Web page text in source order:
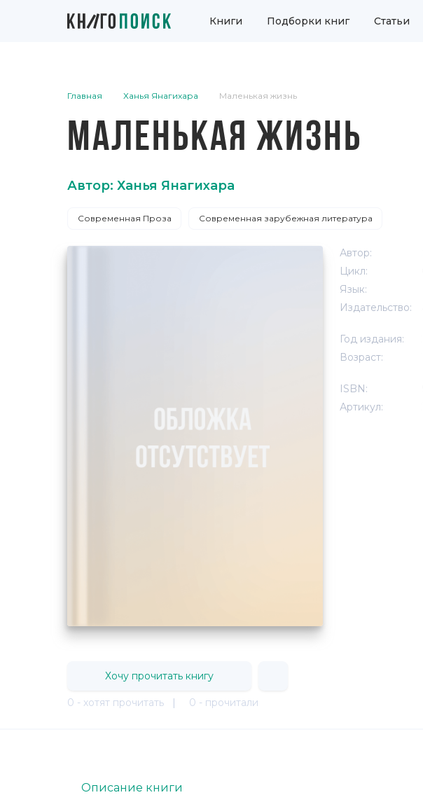
Книги Подборки книг Статьи
Главная Ханья Янагихара Маленькая жизнь
МАЛЕНЬКАЯ ЖИЗНЬ
Автор: Ханья Янагихара
Современная Проза Современная зарубежная литература
Автор:
Цикл:
Язык:
Издательство:
Год издания:
Возраст:
ISBN:
Артикул:
Хочу прочитать книгу
0 - хотят прочитать | 0 - прочитали
Описание книги